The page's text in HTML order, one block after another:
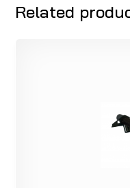
Related